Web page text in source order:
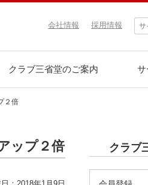
採用情報
会社情報
クラブ三省堂のご案内 サ
２倍
ップ２倍 クラブ